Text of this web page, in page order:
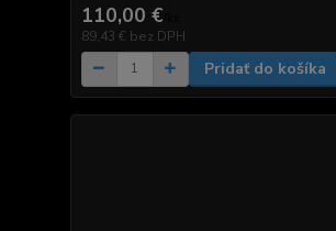
110,00 €
89,43 € bez DPH
Pridať do košíka